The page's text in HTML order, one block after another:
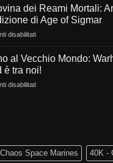
aspetta
nel
futuro
di
40.000?
Fede
e
Fuoco:
L’evoluzione
Warhammer
40.000
Kill
dei Reami Mortali:
di Age of Sigmar
disabilitatisu
Rovina
dei
Reami
Mortali:
Edizione
al Vecchio Mondo:
è tra noi!
disabilitatisu
The
Old
Space Marines 40K -